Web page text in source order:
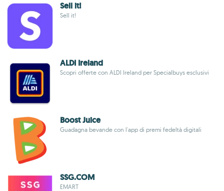
Sell it!
Sell it!
ALDI Ireland
Scopri offerte con ALDI Ireland per Specialbuys esclusivi
Boost Juice
Guadagna bevande con l'app di premi fedeltà digitali
SSG.COM
EMART